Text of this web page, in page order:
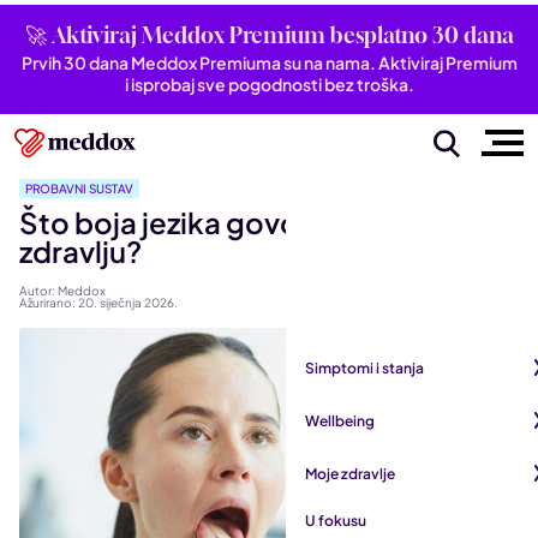
🚀 Aktiviraj Meddox Premium besplatno 30 dana
Prvih 30 dana Meddox Premiuma su na nama. Aktiviraj Premium
i isprobaj sve pogodnosti bez troška.
Simptomi i stanja
Bubrezi i mokraćni sustav
Dišni sustav
Wellbeing
Moje zdravlje
Pogledaj sve iz kategorije
U fokusu
PROBAVNI SUSTAV
Što boja jezika govori o tvom
zdravlju?
Autor: Meddox
Ažurirano: 20. siječnja 2026.